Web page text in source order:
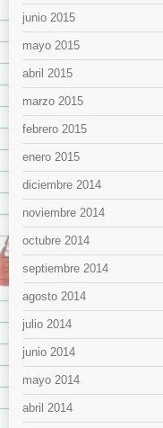
junio 2015
mayo 2015
abril 2015
marzo 2015
febrero 2015
enero 2015
diciembre 2014
noviembre 2014
octubre 2014
septiembre 2014
agosto 2014
julio 2014
junio 2014
mayo 2014
abril 2014